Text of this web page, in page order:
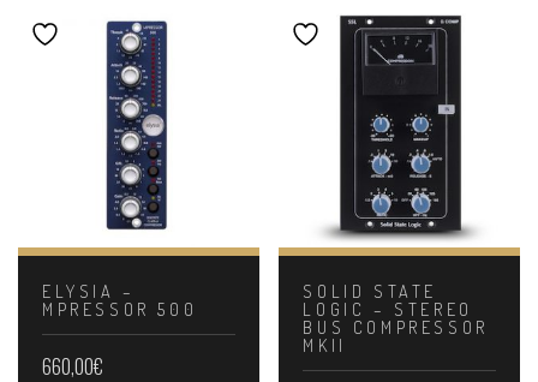
ELYSIA –
MPRESSOR 500
660,00€
SOLID STATE
LOGIC – STEREO
BUS COMPRESSOR
MKII